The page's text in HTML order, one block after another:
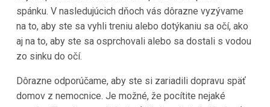
spánku. V nasledujúcich dňoch vás dôrazne vyzývame
na to, aby ste sa vyhli treniu alebo dotýkaniu sa očí, ako
aj na to, aby ste sa osprchovali alebo sa dostali s vodou
zo sinku do očí.
Dôrazne odporúčame, aby ste si zariadili dopravu späť
domov z nemocnice. Je možné, že pocítite nejaké